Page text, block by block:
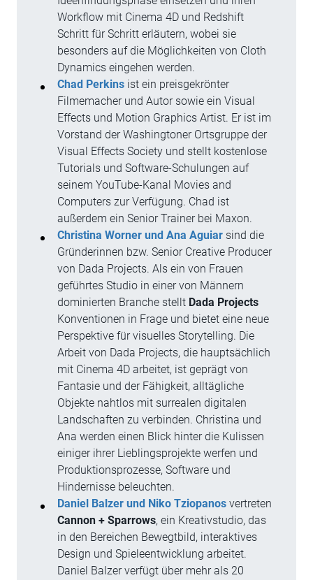
Workflow mit Cinema 4D und Redshift
Schritt für Schritt erläutern, wobei sie
besonders auf die Möglichkeiten von Cloth
Dynamics eingehen werden.
Chad Perkins ist ein preisgekrönter
Filmemacher und Autor sowie ein Visual
Effects und Motion Graphics Artist. Er ist im
Vorstand der Washingtoner Ortsgruppe der
Visual Effects Society und stellt kostenlose
Tutorials und Software-Schulungen auf
seinem YouTube-Kanal Movies and
Computers zur Verfügung. Chad ist
außerdem ein Senior Trainer bei Maxon.
Christina Worner und Ana Aguiarsind die
Gründerinnen bzw. Senior Creative Producer
von Dada Projects. Als ein von Frauen
geführtes Studio in einer von Männern
dominierten Branche stellt Dada Projects
Konventionen in Frage und bietet eine neue
Perspektive für visuelles Storytelling. Die
Arbeit von Dada Projects, die hauptsächlich
mit Cinema 4D arbeitet, ist geprägt von
Fantasie und der Fähigkeit, alltägliche
Objekte nahtlos mit surrealen digitalen
Landschaften zu verbinden. Christina und
Ana werden einen Blick hinter die Kulissen
einiger ihrer Lieblingsprojekte werfen und
Produktionsprozesse, Software und
Hindernisse beleuchten.
Daniel Balzer und Niko Tziopanosvertreten
Cannon + Sparrows, ein Kreativstudio, das
in den Bereichen Bewegtbild, interaktives
Design und Spieleentwicklung arbeitet.
Daniel Balzer verfügt über mehr als 20